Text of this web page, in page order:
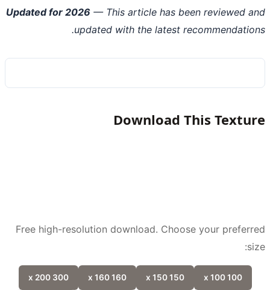
Updated for 2026 — This article has been reviewed
updated with the latest
Download This
Free high-resolution download. Choose your
300 x 200